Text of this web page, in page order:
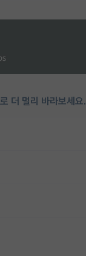
더 멀리 바라보세요.